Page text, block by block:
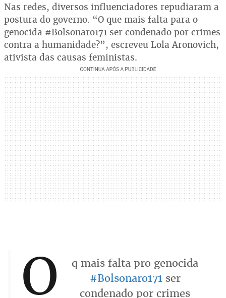
Nas redes, diversos influenciadores repudiaram a
postura do governo. “O que mais falta para o
genocida #Bolsonaro171 ser condenado por crimes
contra a humanidade?”, escreveu Lola Aronovich,
ativista das causas feministas.
O
q mais falta pro genocida
#Bolsonaro171ser
condenado por crimes